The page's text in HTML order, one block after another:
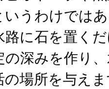
いうわけでは
路に石を置く
深みを作り
場所を与え